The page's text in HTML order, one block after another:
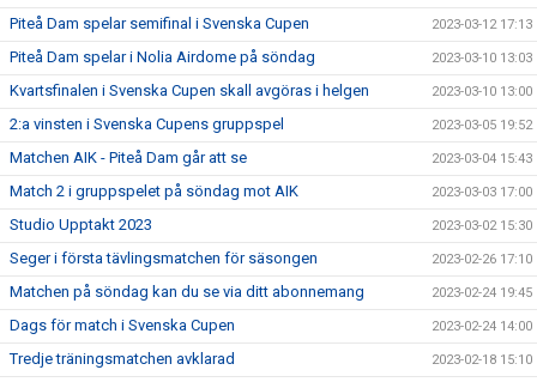
Piteå Dam spelar semifinal i Svenska Cupen 2023-03-12 17:13
Piteå Dam spelar i Nolia Airdome på söndag 2023-03-10 13:03
Kvartsfinalen i Svenska Cupen skall avgöras i helgen 2023-03-10 13:00
2:a vinsten i Svenska Cupens gruppspel 2023-03-05 19:52
Matchen AIK - Piteå Dam går att se 2023-03-04 15:43
Match 2 i gruppspelet på söndag mot AIK 2023-03-03 17:00
Studio Upptakt 2023 2023-03-02 15:30
Seger i första tävlingsmatchen för säsongen 2023-02-26 17:10
Matchen på söndag kan du se via ditt abonnemang 2023-02-24 19:45
Dags för match i Svenska Cupen 2023-02-24 14:00
Tredje träningsmatchen avklarad 2023-02-18 15:10